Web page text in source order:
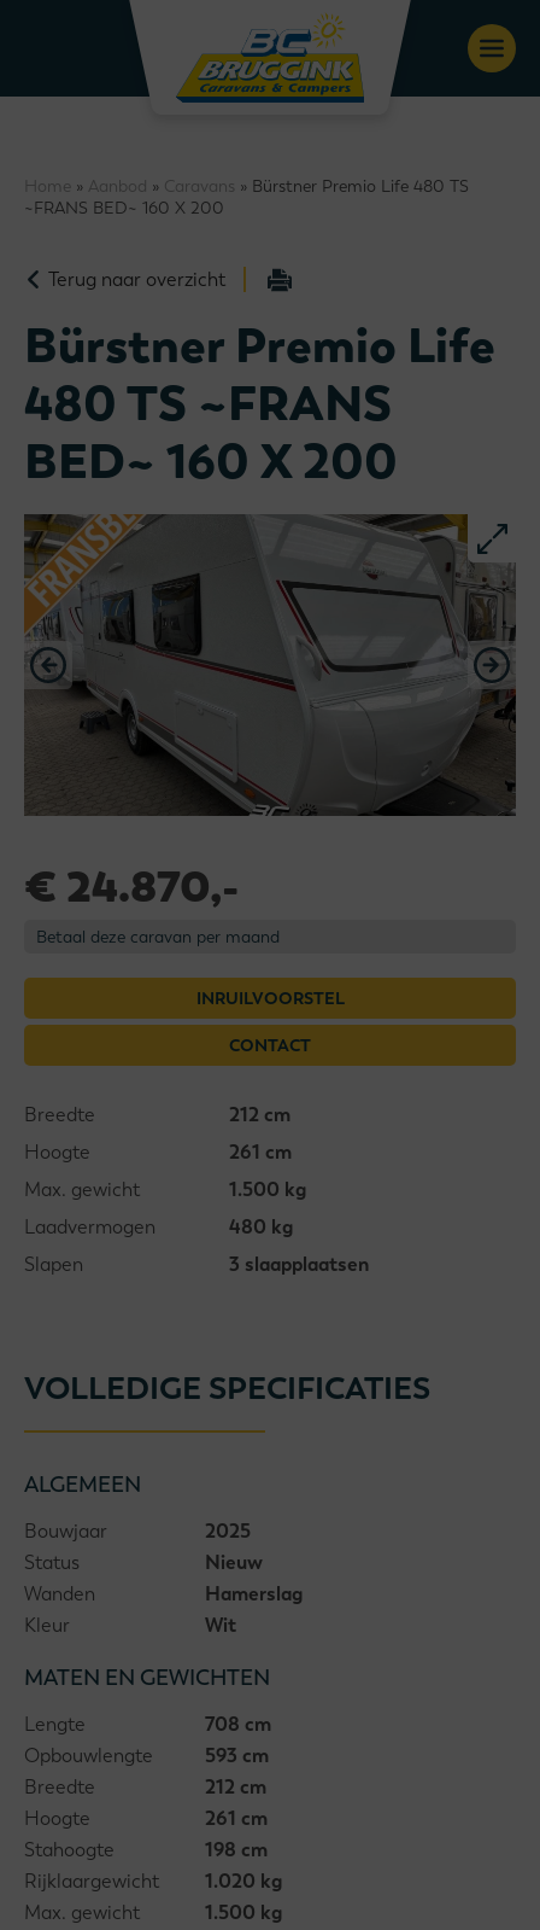
Home » Aanbod » Caravans » Bürstner Premio Life 480 TS
~FRANS BED~ 160 X 200
Terug naar overzicht
Bürstner Premio Life
480 TS ~FRANS
BED~ 160 X 200
€ 24.870,-
Betaal deze caravan per maand
INRUILVOORSTEL
CONTACT
Breedte
212 cm
Hoogte
261 cm
Max. gewicht
1.500 kg
Laadvermogen
480 kg
Slapen
3 slaapplaatsen
VOLLEDIGE SPECIFICATIES
ALGEMEEN
Bouwjaar
2025
Status
Nieuw
Wanden
Hamerslag
Kleur
Wit
MATEN EN GEWICHTEN
Lengte
708 cm
Opbouwlengte
593 cm
Breedte
212 cm
Hoogte
261 cm
Stahoogte
198 cm
Rijklaargewicht
1.020 kg
Max. gewicht
1.500 kg